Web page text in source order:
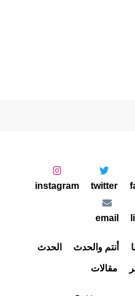
أنتم والحدث
الحدث
مقالات
twitter
instagram
email